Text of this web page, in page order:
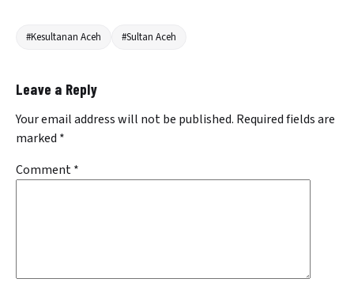
#Kesultanan Aceh #Sultan Aceh
Leave a Reply
Your email address will not be published. Required fields are
marked *
Comment*